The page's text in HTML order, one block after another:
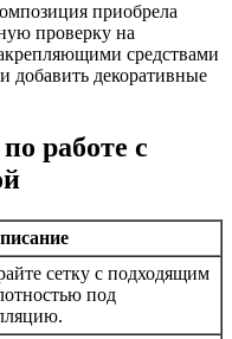
приобрела
проверку на
средствами
добавить декоративные
работе с
сетку с подходящим
под